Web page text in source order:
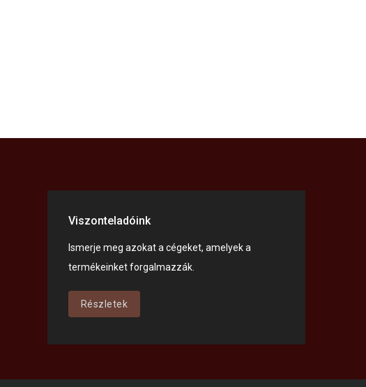
Viszonteladóink
Ismerje meg azokat a cégeket, amelyek a
termékeinket forgalmazzák.
Részletek